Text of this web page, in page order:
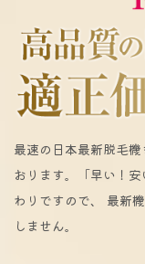
最速の日本最新脱毛
おります。「早い！
わりですので、 最新
しません。